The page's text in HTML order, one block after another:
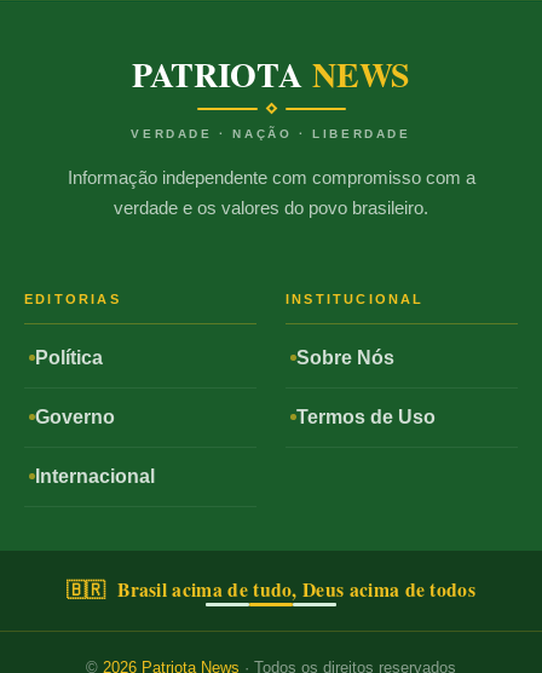
PATRIOTANEWS
VERDADE · NAÇÃO · LIBERDADE
Informação independente com compromisso com a
verdade e os valores do povo brasileiro.
EDITORIAS
Política
Governo
Internacional
INSTITUCIONAL
Sobre Nós
Termos de Uso
🇧🇷 Brasil acima de tudo, Deus acima de todos
© 2026 Patriota News · Todos os direitos reservados